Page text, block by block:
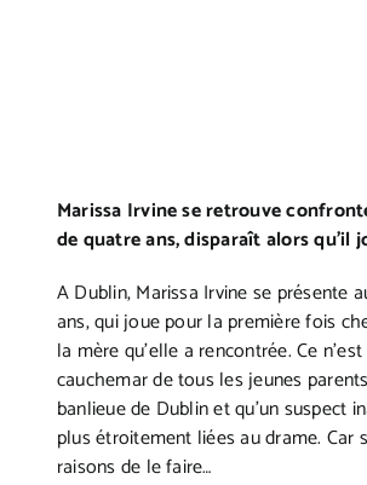
Marissa Irvine se retrouve
de quatre ans, disparaît alors qu’il
A Dublin, Marissa Irvine se présente
ans, qui joue pour la première fois
la mère qu’elle a rencontrée. Ce
cauchemar de tous les jeunes
banlieue de Dublin et qu’un suspect
plus étroitement liées au drame. Car
raisons de le faire…